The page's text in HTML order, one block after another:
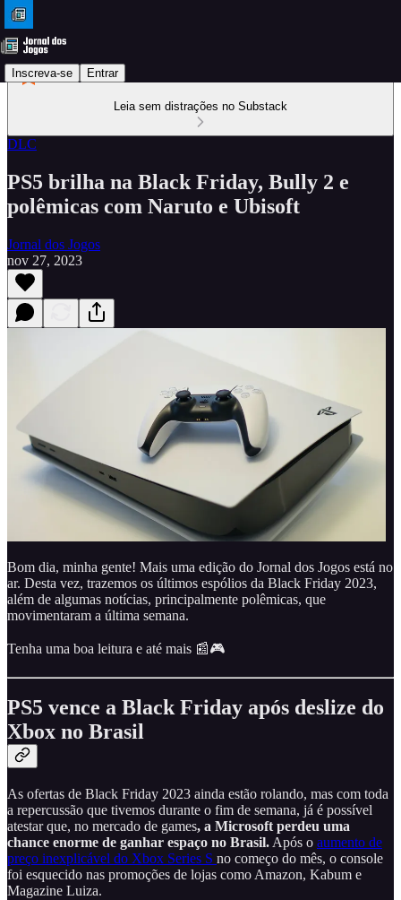
Inscreva-se Entrar
Leia sem distrações no Substack
DLC
PS5 brilha na Black Friday, Bully 2 e
polêmicas com Naruto e Ubisoft
Jornal dos Jogos
nov 27, 2023
Bom dia, minha gente! Mais uma edição do Jornal dos Jogos está no
ar. Desta vez, trazemos os últimos espólios da Black Friday 2023,
além de algumas notícias, principalmente polêmicas, que
movimentaram a última semana.
Tenha uma boa leitura e até mais 📰🎮
PS5 vence a Black Friday após deslize do
Xbox no Brasil
As ofertas de Black Friday 2023 ainda estão rolando, mas com toda
a repercussão que tivemos durante o fim de semana, já é possível
atestar que, no mercado de games, a Microsoft perdeu uma
chance enorme de ganhar espaço no Brasil. Após o aumento de
preço inexplicável do Xbox Series S no começo do mês, o console
foi esquecido nas promoções de lojas como Amazon, Kabum e
Magazine Luiza.